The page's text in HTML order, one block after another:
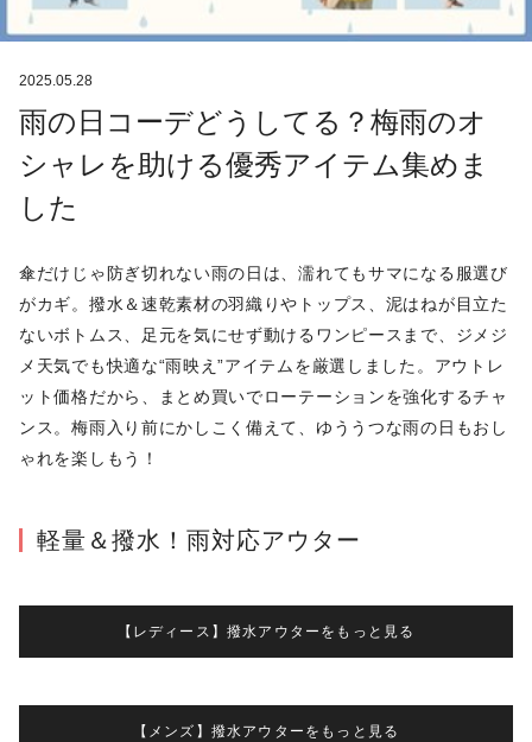
2025.05.28
雨の日コーデどうしてる？梅雨のオ
シャレを助ける優秀アイテム集めま
した
傘だけじゃ防ぎ切れない雨の日は、濡れてもサマになる服選び
がカギ。撥水＆速乾素材の羽織りやトップス、泥はねが目立た
ないボトムス、足元を気にせず動けるワンピースまで、ジメジ
メ天気でも快適な“雨映え”アイテムを厳選しました。アウトレ
ット価格だから、まとめ買いでローテーションを強化するチャ
ンス。梅雨入り前にかしこく備えて、ゆううつな雨の日もおし
ゃれを楽しもう！
軽量＆撥水！雨対応アウター
【レディース】撥水アウターをもっと見る
【メンズ】撥水アウターをもっと見る